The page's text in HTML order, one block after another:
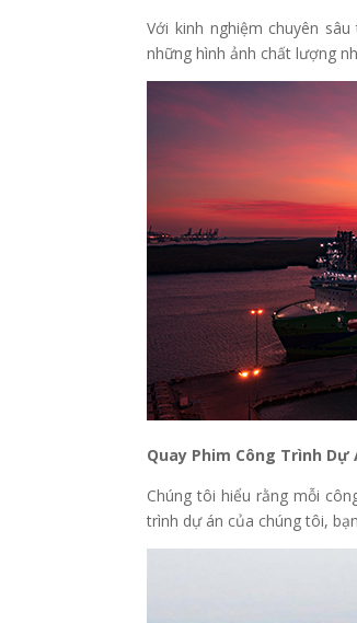
Với kinh nghiệm chuyên
những hình ảnh chất lượng
Quay Phim Công Trình Dự
Chúng tôi hiểu rằng mỗi
trình dự án của chúng tôi,